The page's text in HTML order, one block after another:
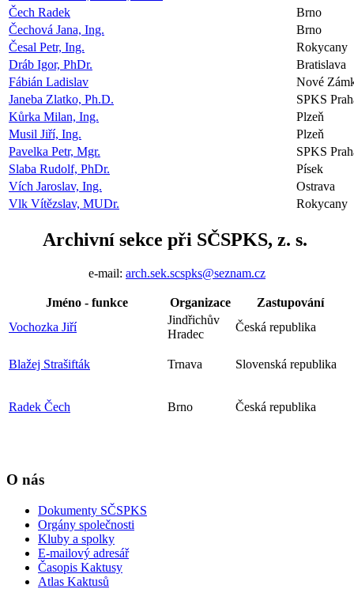
Čech Radek
Brno
Čechová Jana, Ing.
Brno
Česal Petr, Ing.
Rokycany
Dráb Igor, PhDr.
Bratislava
Fábián Ladislav
Nové
Janeba Zlatko, Ph.D.
SPKS
Kůrka Milan, Ing.
Plzeň
Musil Jiří, Ing.
Plzeň
Pavelka Petr, Mgr.
SPKS
Slaba Rudolf, PhDr.
Písek
Vích Jaroslav, Ing.
Ostrava
Vlk Vítězslav, MUDr.
Rokycany
Archivní sekce při SČSPKS, z. s.
e-mail: arch.sek.scspks@seznam.cz
Jméno - funkce Organizace
Zastupování
Vochozka Jiří
Jindřichův
Hradec
Česká republika
Blažej Strašifták Trnava Slovenská republika
Radek Čech Brno Česká republika
O nás
Dokumenty SČSPKS
Orgány společnosti
Kluby a spolky
E-mailový adresář
Časopis Kaktusy
Atlas Kaktusů